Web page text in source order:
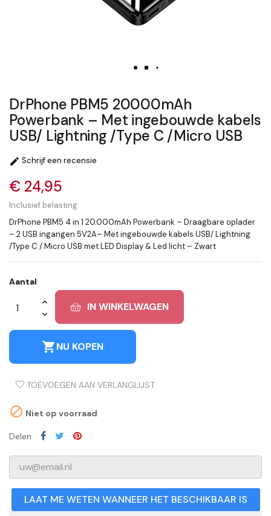
DrPhone PBM5 20000mAh
Powerbank – Met ingebouwde kabels
USB/ Lightning /Type C /Micro USB
 Schrijf een recensie
€ 24,95
Inclusief belasting
DrPhone PBM5 4 in 1 20.000mAh Powerbank – Draagbare oplader
– 2 USB ingangen 5V2A– Met ingebouwde kabels USB/ Lightning
/Type C / Micro USB met LED Display & Led licht – Zwart
Aantal
IN WINKELWAGEN
shopping_cartNU KOPEN
TOEVOEGEN AAN VERLANGLIJST
 Niet op voorraad
Delen
LAAT ME WETEN WANNEER HET BESCHIKBAAR IS